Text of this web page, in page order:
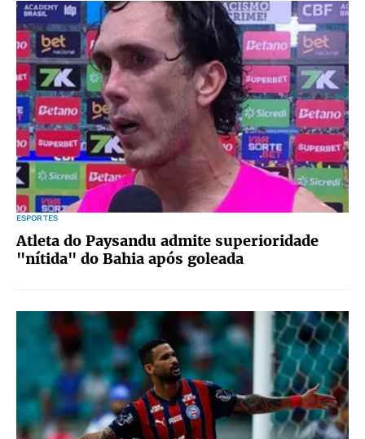
ESPORTES
Atleta do Paysandu admite superioridade
"nítida" do Bahia após goleada